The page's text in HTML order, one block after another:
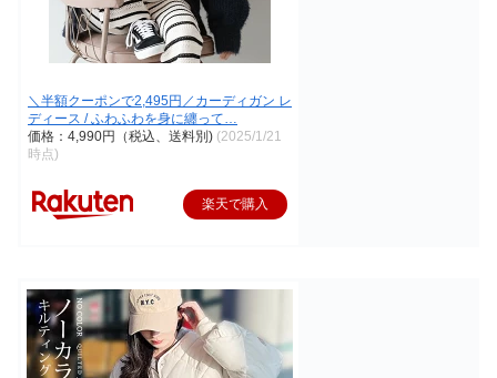
＼半額クーポンで2,495円／カーディガン レ
ディース / ふわふわを身に纏って…
価格：4,990円（税込、送料別) (2025/1/21
時点)
楽天で購入